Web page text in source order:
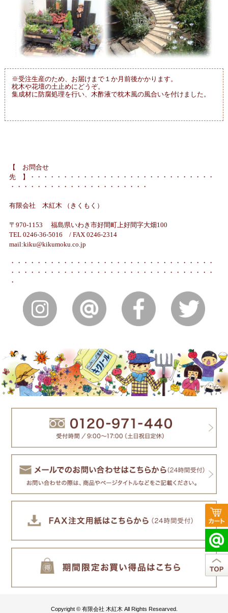
※受注生産のため、お届けまで１か月前後かかります。
枕木や花壇の土止めにどうぞ。
集成材に防腐処理を行い、木酢液で枕木風の風合いを付けました。
【 お問合せ
先 】・・・・・・・・・・・・・・・・・・・・・・・・・・・・
・・・・・・・・・・・・・・・・・・・・・
有限会社 木紅木 （きくもく）
〒970-1153 福島県いわき市好間町上好間字大畑100
TEL 0246-36-5016 / FAX 0246-2314
mail:kiku@kikumoku.co.jp
・・・・・・・・・・・・・・・・・・・・・・・・・・・・・・・
・・・・・・・・・・・・・・・・・・・・・・・・・・・・・・・
・
Copyright © 有限会社 木紅木 All Rights Researved.